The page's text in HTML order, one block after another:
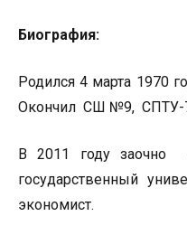
Биография:
Родился 4 марта 1970
Окончил СШ №9, СПТУ-
В 2011 году заочно
государственный
экономист.